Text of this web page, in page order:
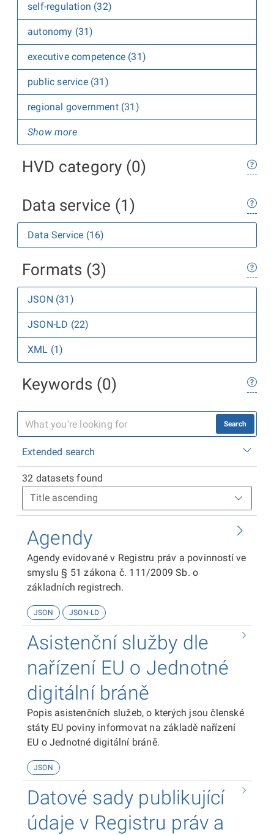
self-regulation (32)
autonomy (31)
executive competence (31)
public service (31)
regional government (31)
Show more
HVD category (0)
Data service (1)
Data Service (16)
Formats (3)
JSON (31)
JSON-LD (22)
XML (1)
Keywords (0)
Search
Extended search
32 datasets found
Agendy
Agendy evidované v Registru práv a povinností ve
smyslu § 51 zákona č. 111/2009 Sb. o
základních registrech.
JSON JSON-LD
Asistenční služby dle
nařízení EU o Jednotné
digitální bráně
Popis asistenčních služeb, o kterých jsou členské
státy EU poviny informovat na základě nařízení
EU o Jednotné digitální bráně.
JSON
Datové sady publikující
údaje v Registru práv a